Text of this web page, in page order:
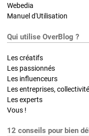
Webedia
Manuel d'Utilisation
Qui utilise OverBlog ?
Les créatifs
Les passionnés
Les influenceurs
Les entreprises,
Les experts
Vous !
12 conseils pour bien